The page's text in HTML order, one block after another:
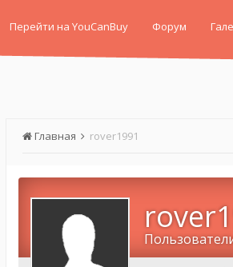
Перейти на YouCanBuy Форум
Главная rover1991